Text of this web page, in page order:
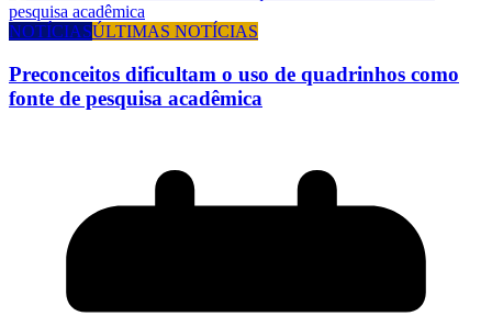
NOTÍCIASÚLTIMAS NOTÍCIAS
Preconceitos dificultam o uso de quadrinhos como
fonte de pesquisa acadêmica